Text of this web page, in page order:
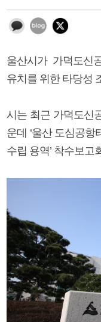
울산시가 가덕도신
유치를 위한 타당성
시는 최근 가덕도신
운데 ‘울산 도심공
수립 용역’ 착수보고